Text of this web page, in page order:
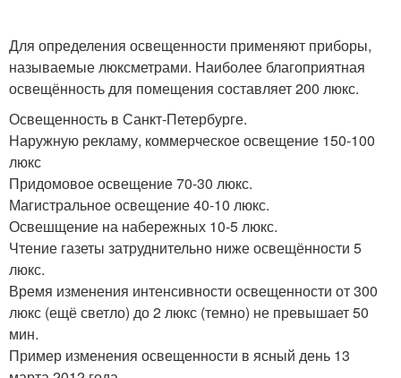
Для определения освещенности применяют приборы,
называемые люксметрами. Наиболее благоприятная
освещённость для помещения составляет 200 люкс.
Освещенность в Санкт-Петербурге.
Наружную рекламу, коммерческое освещение 150-100
люкс
Придомовое освещение 70-30 люкс.
Магистральное освещение 40-10 люкс.
Освешщение на набережных 10-5 люкс.
Чтение газеты затруднительно ниже освещённости 5
люкс.
Время изменения интенсивности освещенности от 300
люкс (ещё светло) до 2 люкс (темно) не превышает 50
мин.
Пример изменения освещенности в ясный день 13